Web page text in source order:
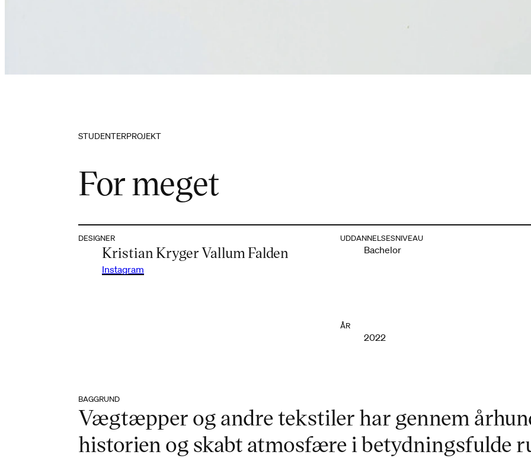
STUDENTERPROJEKT
For meget
DESIGNER
Kristian Kryger Vallum Falden
Instagram
UDDANNELSESNIVEAU
Bachelor
ÅR
2022
BAGGRUND
Vægtæpper og andre tekstiler har gennem
historien og skabt atmosfære i betydningsfulde